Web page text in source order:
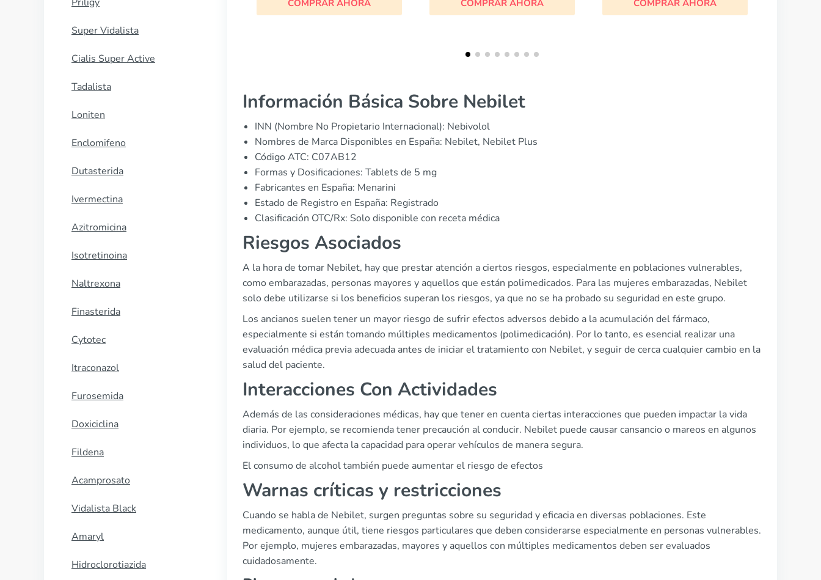
Super Vidalista
Cialis Super Active
Tadalista
Loniten
Enclomifeno
Dutasterida
Ivermectina
Azitromicina
Isotretinoina
Naltrexona
Finasterida
Cytotec
Itraconazol
Furosemida
Doxiciclina
Fildena
Acamprosato
Vidalista Black
Amaryl
Hidroclorotiazida
COMPRAR AHORA COMPRAR AHORA
Información Básica Sobre Nebilet
INN (Nombre No Propietario Internacional): Nebivolol
Nombres de Marca Disponibles en España: Nebilet, Nebilet Plus
Código ATC: C07AB12
Formas y Dosificaciones: Tablets de 5 mg
Fabricantes en España: Menarini
Estado de Registro en España: Registrado
Clasificación OTC/Rx: Solo disponible con receta médica
Riesgos Asociados
A la hora de tomar Nebilet, hay que prestar atención a ciertos riesgos, especialmente en poblaciones vulnerables,
como embarazadas, personas mayores y aquellos que están polimedicados. Para las mujeres embarazadas, Nebilet
solo debe utilizarse si los beneficios superan los riesgos, ya que no se ha probado su seguridad en este grupo.
Los ancianos suelen tener un mayor riesgo de sufrir efectos adversos debido a la acumulación del fármaco,
especialmente si están tomando múltiples medicamentos (polimedicación). Por lo tanto, es esencial realizar una
evaluación médica previa adecuada antes de iniciar el tratamiento con Nebilet, y seguir de cerca cualquier cambio en la
salud del paciente.
Interacciones Con Actividades
Además de las consideraciones médicas, hay que tener en cuenta ciertas interacciones que pueden impactar la vida
diaria. Por ejemplo, se recomienda tener precaución al conducir. Nebilet puede causar cansancio o mareos en algunos
individuos, lo que afecta la capacidad para operar vehículos de manera segura.
El consumo de alcohol también puede aumentar el riesgo de efectos
Warnas críticas y restricciones
Cuando se habla de Nebilet, surgen preguntas sobre su seguridad y eficacia en diversas poblaciones. Este
medicamento, aunque útil, tiene riesgos particulares que deben considerarse especialmente en personas vulnerables.
Por ejemplo, mujeres embarazadas, mayores y aquellos con múltiples medicamentos deben ser evaluados
cuidadosamente.